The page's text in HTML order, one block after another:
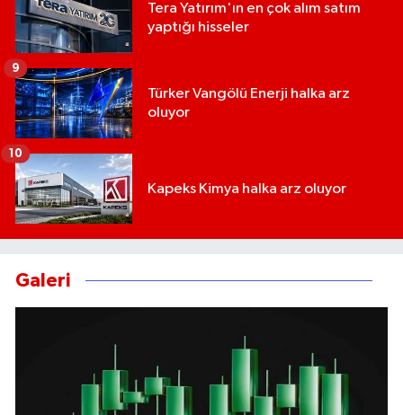
Tera Yatırım'ın en çok alım satım
yaptığı hisseler
Türker Vangölü Enerji halka arz
oluyor
9
Kapeks Kimya halka arz oluyor
10
Galeri